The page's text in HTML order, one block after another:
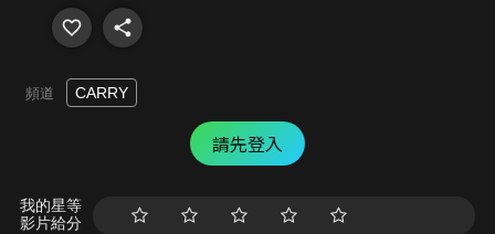
頻道 CARRY
請先登入
我的星等
影片給分